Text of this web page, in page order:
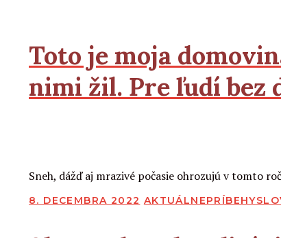
Toto je moja
nimi žil. Pre ľudí bez
Sneh, dážď aj mrazivé počasie ohrozujú v tomto
PUBLIKOVANÉ
8. DECEMBRA 2022 AKTUÁLNEPRÍBEHY